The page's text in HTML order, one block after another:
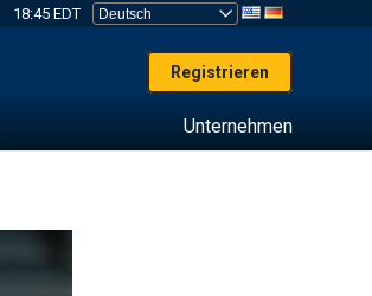
18:45 EDT
Registrieren
Unternehmen